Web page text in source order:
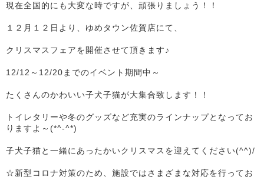
現在全国的にも大変な時ですが、頑張りましょう！！
１２月１２日より、ゆめタウン佐賀店にて、
クリスマスフェアを開催させて頂きます♪
12/12～12/20までのイベント期間中～
たくさんのかわいい子犬子猫が大集合致します！！
トイレタリーや冬のグッズなど充実のラインナップとなってお
りますよ～(*^-^*)
子犬子猫と一緒にあったかいクリスマスを迎えてください(^^)/
☆新型コロナ対策のため、施設ではさまざまな対応を行ってお